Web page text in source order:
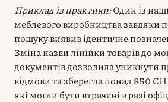
Приклад із практики:Один із
меблевого виробництва завдяки
пошуку виявив ідентичне
Зміна назви лінійки товарів до
документів дозволила уникнути
відмови та зберегла понад 850
які могли бути втрачені в разі